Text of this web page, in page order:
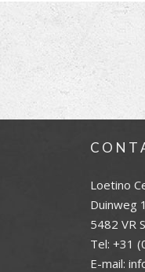
Loetino
Duinweg
5482 VR
Tel: +31
E-mail: